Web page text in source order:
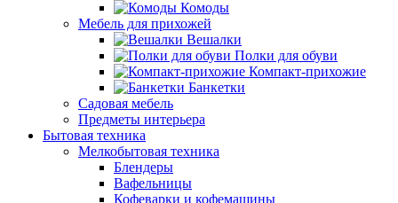
Комоды
Мебель для прихожей
Вешалки
Полки для обуви
Компакт-прихожие
Банкетки
Садовая мебель
Предметы интерьера
Бытовая техника
Мелкобытовая техника
Блендеры
Вафельницы
Кофеварки и кофемашины